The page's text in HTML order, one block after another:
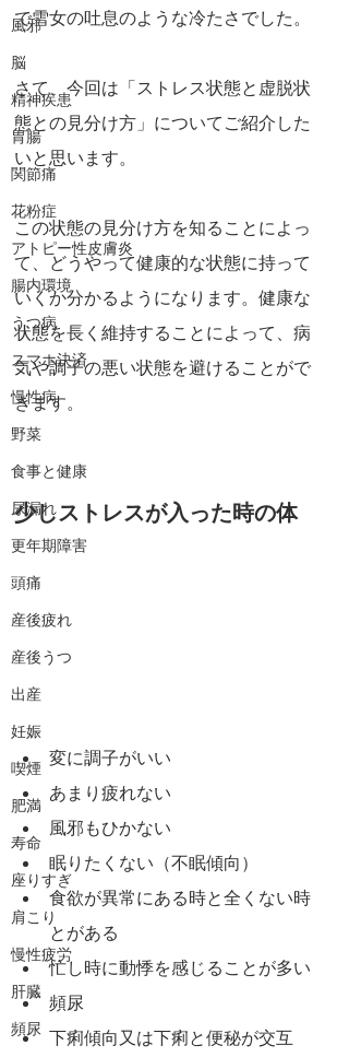
風邪
脳
精神疾患
胃腸
関節痛
花粉症
アトピー性皮膚炎
腸内環境
うつ病
スマホ決済
慢性病
野菜
食事と健康
尿漏れ
更年期障害
頭痛
産後疲れ
産後うつ
出産
妊娠
喫煙
肥満
寿命
座りすぎ
肩こり
慢性疲労
肝臓
頻尿
で雪女の吐息のような冷たさでした。
さて、今回は「ストレス状態と虚脱状
態との見分け方」についてご紹介した
いと思います。
この状態の見分け方を知ることによっ
て、どうやって健康的な状態に持って
いくか分かるようになります。健康な
状態を長く維持することによって、病
気や調子の悪い状態を避けることがで
きます。
少しストレスが入った時の体
変に調子がいい
あまり疲れない
風邪もひかない
眠りたくない（不眠傾向）
食欲が異常にある時と全くない時
とがある
忙し時に動悸を感じることが多い
頻尿
下痢傾向又は下痢と便秘が交互